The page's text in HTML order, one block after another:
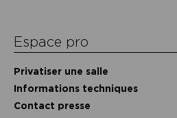
Espace pro
Privatiser une salle
Informations techniques
Contact presse